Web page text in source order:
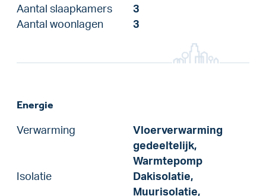
Aantal slaapkamers
3
Aantal woonlagen
3
Energie
Verwarming
Vloerverwarming
gedeeltelijk,
Warmtepomp
Isolatie
Dakisolatie,
Muurisolatie,